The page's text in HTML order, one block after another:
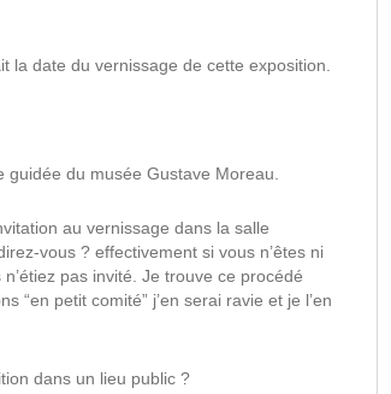
la date du vernissage de cette exposition.
du musée Gustave Moreau.
au vernissage dans la salle
vous ? effectivement si vous n’êtes ni
pas invité. Je trouve ce procédé
“en petit comité” j’en serai ravie et je l’en
dans un lieu public ?